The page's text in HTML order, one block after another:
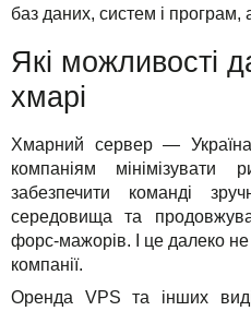
баз даних, систем і програм,
Які можливості
хмарі
Хмарний сервер —
компаніям мінімізувати
забезпечити команді
середовища та
форс-мажорів. І це далеко
компанії.
Оренда VPS та інших